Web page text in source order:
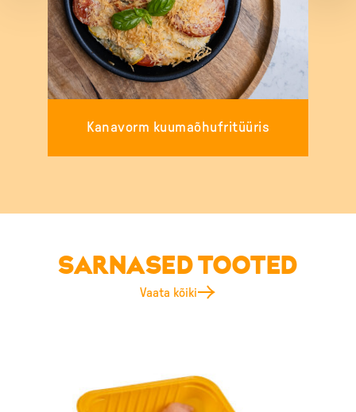
Kanavorm kuumaõhufritüüris
SARNASED TOOTED
Vaata kõiki